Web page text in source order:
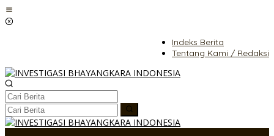
Lewati
ke
Indeks Berita
Tentang Kami / Redaksi